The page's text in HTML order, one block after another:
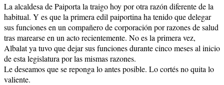
La alcaldesa de Paiporta la traigo hoy por otra razón diferente de la
habitual. Y es que la primera edil paiportina ha tenido que delegar
sus funciones en un compañero de corporación por razones de salud
tras marearse en un acto recientemente. No es la primera vez,
Albalat ya tuvo que dejar sus funciones durante cinco meses al inicio
de esta legislatura por las mismas razones.
Le deseamos que se reponga lo antes posible. Lo cortés no quita lo
valiente.